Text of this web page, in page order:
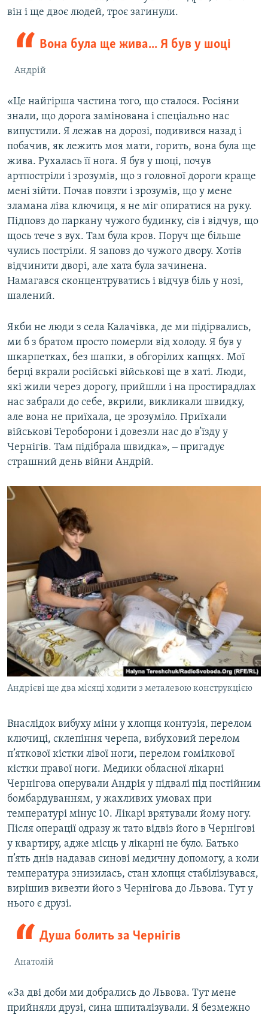
він і ще двоє людей, троє загинули.
Вона була ще жива... Я був у шоці
Андрій
«Це найгірша частина того, що сталося. Росіяни
знали, що дорога замінована і спеціально нас
випустили. Я лежав на дорозі, подивився назад і
побачив, як лежить моя мати, горить, вона була ще
жива. Рухалась її нога. Я був у шоці, почув
артпостріли і зрозумів, що з головної дороги краще
мені зійти. Почав повзти і зрозумів, що у мене
зламана ліва ключиця, я не міг опиратися на руку.
Підповз до паркану чужого будинку, сів і відчув, що
щось тече з вух. Там була кров. Поруч ще більше
чулись постріли. Я заповз до чужого двору. Хотів
відчинити дворі, але хата була зачинена.
Намагався сконцентруватись і відчув біль у нозі,
шалений.
Якби не люди з села Калачівка, де ми підірвались,
ми б з братом просто померли від холоду. Я був у
шкарпетках, без шапки, в обгорілих капцях. Мої
берці вкрали російські військові ще в хаті. Люди,
які жили через дорогу, прийшли і на простирадлах
нас забрали до себе, вкрили, викликали швидку,
але вона не приїхала, це зрозуміло. Приїхали
військові Тероборони і довезли нас до в’їзду у
Чернігів. Там підібрала швидка», ‒ пригадує
страшний день війни Андрій.
Андрієві ще два місяці ходити з металевою конструкцією
Внаслідок вибуху міни у хлопця контузія, перелом
ключиці, склепіння черепа, вибуховий перелом
п’яткової кістки лівої ноги, перелом гомілкової
кістки правої ноги. Медики обласної лікарні
Чернігова оперували Андрія у підвалі під постійним
бомбардуванням, у жахливих умовах при
температурі мінус 10. Лікарі врятували йому ногу.
Після операції одразу ж тато відвіз його в Чернігові
у квартиру, адже місць у лікарні не було. Батько
п’ять днів надавав синові медичну допомогу, а коли
температура знизилась, стан хлопця стабілізувався,
вирішив вивезти його з Чернігова до Львова. Тут у
нього є друзі.
Душа болить за Чернігів
Анатолій
«За дві доби ми добрались до Львова. Тут мене
прийняли друзі, сина шпиталізували. Я безмежно